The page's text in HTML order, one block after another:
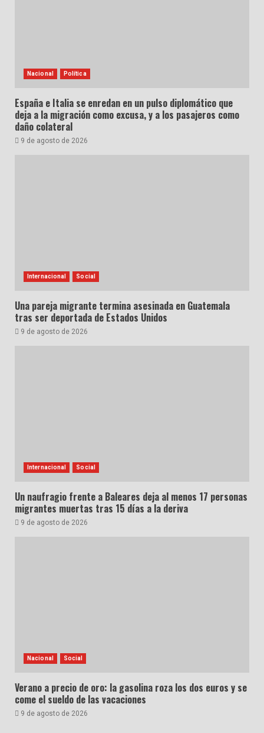
Nacional Política
España e Italia se enredan en un pulso diplomático que
deja a la migración como excusa, y a los pasajeros como
daño colateral
9 de agosto de 2026
Internacional Social
Una pareja migrante termina asesinada en Guatemala
tras ser deportada de Estados Unidos
9 de agosto de 2026
Internacional Social
Un naufragio frente a Baleares deja al menos 17 personas
migrantes muertas tras 15 días a la deriva
9 de agosto de 2026
Nacional Social
Verano a precio de oro: la gasolina roza los dos euros y se
come el sueldo de las vacaciones
9 de agosto de 2026